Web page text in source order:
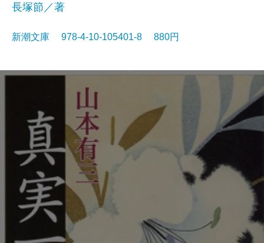
長塚節／著
新潮文庫 978-4-10-105401-8 880円